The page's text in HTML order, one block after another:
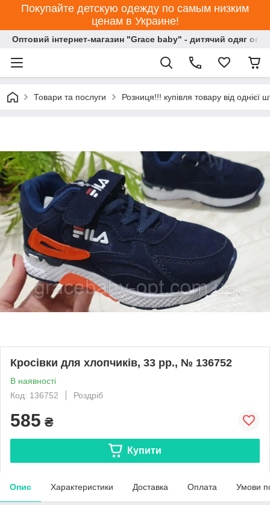
Покупайте детскую одежду по самым низким
ценам в Украине!
Оптовий інтернет-магазин "Grace baby" - дитячий одяг
Товари та послуги Розниця!!! купівля товару від однієї
Кросівки для хлопчиків, 33 рр., № 136752
В наявності
Код: 136752
Роздріб
585 ₴
Купити
Опис Характеристики Доставка Оплата Умови